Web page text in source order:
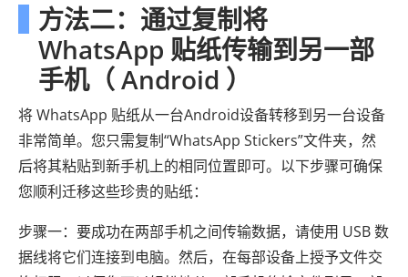
方法二：通过复制将
WhatsApp 贴纸传输到另一部
手机（ Android ）
将 WhatsApp 贴纸从一台Android设备转移到另一台设备
非常简单。您只需复制“WhatsApp Stickers”文件夹，然
后将其粘贴到新手机上的相同位置即可。以下步骤可确保
您顺利迁移这些珍贵的贴纸：
步骤一：要成功在两部手机之间传输数据，请使用 USB 数
据线将它们连接到电脑。然后，在每部设备上授予文件交